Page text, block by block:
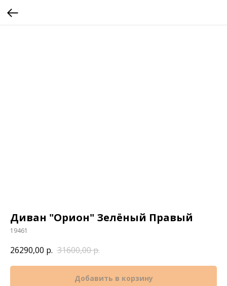
Диван "Орион" Зелёный Правый
19461
26290,00 р. 31600,00р.
Добавить в корзину